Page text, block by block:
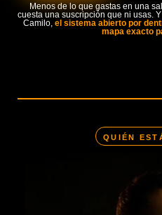
Menos de lo que gastas en una
cuesta una suscripción que ni usas.
Camilo, el sistema abierto por
mapa exacto
QUIÉN